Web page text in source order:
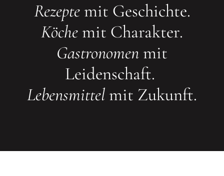
Rezeptemit Geschichte.
Köchemit Charakter.
Gastronomenmit
Leidenschaft.
Lebensmittelmit Zukunft.